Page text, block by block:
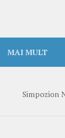
MAI MULT
Simpozion